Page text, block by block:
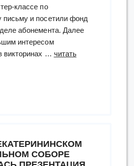
классе по
письму и посетили фонд
абонемента. Далее
интересом
викторинах … читать
СОБОРЕ